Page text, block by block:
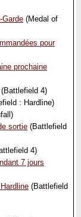
Garde (Medal of
pour
prochaine
(Battlefield 4)
: Hardline)
sortie (Battlefield
4)
7 jours
(Battlefield